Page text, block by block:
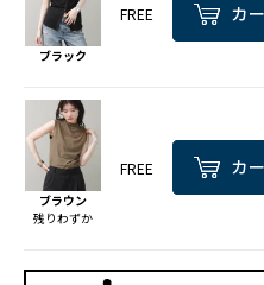
ブラック
FREE
ブラウン
残りわずか
FREE